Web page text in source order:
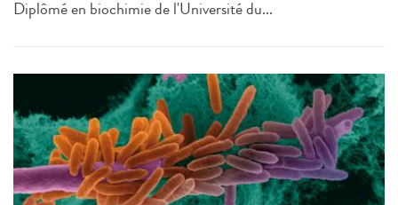
Diplômé en biochimie de l'Université du...